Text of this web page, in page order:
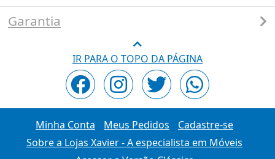
Garantia
IR PARA O TOPO DA PÁGINA
Minha Conta Meus Pedidos
Cadastre-se
Sobre a Lojas Xavier - A especialista em Móveis